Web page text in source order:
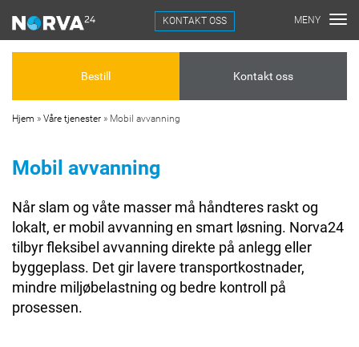
KONTAKT OSS
Bestill Kontakt oss
Hjem » Våre tjenester » Mobil avvanning
Mobil avvanning
Når slam og våte masser må håndteres raskt og
lokalt, er mobil avvanning en smart løsning. Norva24
tilbyr fleksibel avvanning direkte på anlegg eller
byggeplass. Det gir lavere transportkostnader,
mindre miljøbelastning og bedre kontroll på
prosessen.